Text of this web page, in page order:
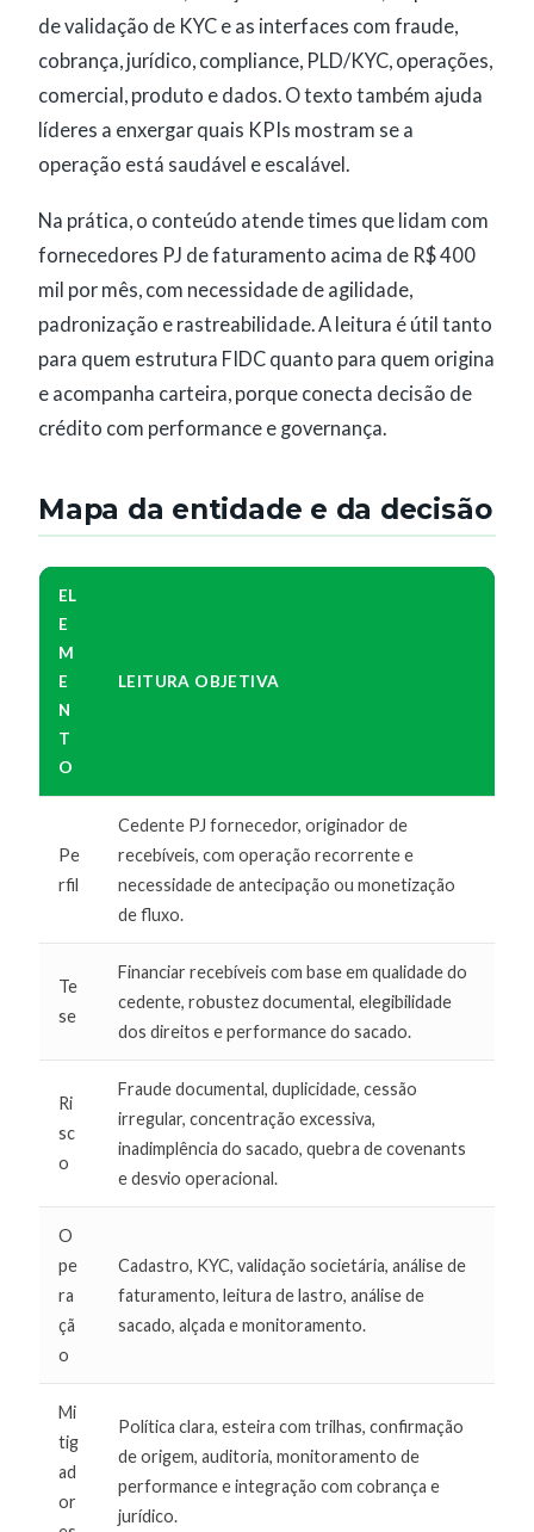
de validação de KYC e as interfaces com fraude,
cobrança, jurídico, compliance, PLD/KYC, operações,
comercial, produto e dados. O texto também ajuda
líderes a enxergar quais KPIs mostram se a
operação está saudável e escalável.
Na prática, o conteúdo atende times que lidam com
fornecedores PJ de faturamento acima de R$ 400
mil por mês, com necessidade de agilidade,
padronização e rastreabilidade. A leitura é útil tanto
para quem estrutura FIDC quanto para quem origina
e acompanha carteira, porque conecta decisão de
crédito com performance e governança.
Mapa da entidade e da decisão
EL
E
M
E
N
T
O
LEITURA OBJETIVA
Pe
rfil
Cedente PJ fornecedor, originador de
recebíveis, com operação recorrente e
necessidade de antecipação ou monetização
de fluxo.
Te
se
Financiar recebíveis com base em qualidade do
cedente, robustez documental, elegibilidade
dos direitos e performance do sacado.
Ri
sc
o
Fraude documental, duplicidade, cessão
irregular, concentração excessiva,
inadimplência do sacado, quebra de covenants
e desvio operacional.
O
pe
ra
çã
o
Cadastro, KYC, validação societária, análise de
faturamento, leitura de lastro, análise de
sacado, alçada e monitoramento.
Mi
tig
ad
or
Política clara, esteira com trilhas, confirmação
de origem, auditoria, monitoramento de
performance e integração com cobrança e
jurídico.